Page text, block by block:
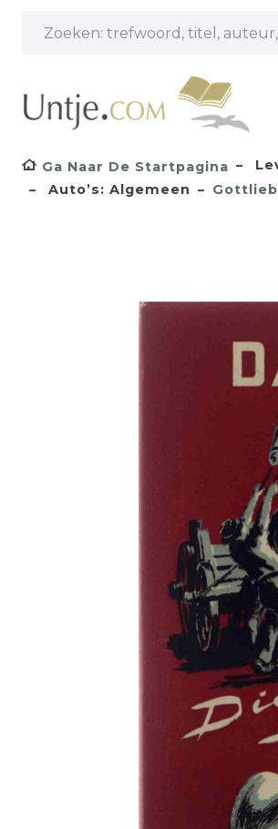
Ga Naar De Startpagina
Auto’s: Algemeen